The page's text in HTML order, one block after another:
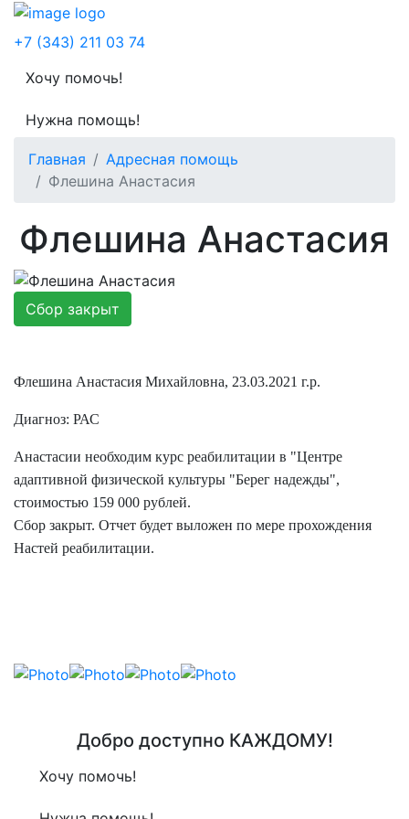
Меню
+7 (343) 211 03 74
Хочу помочь!
Нужна помощь!
Главная
Адресная помощь
Флешина Анастасия
Флешина Анастасия
Сбор закрыт
Флешина Анастасия Михайловна, 23.03.2021 г.р.
Диагноз: РАС
Анастасии необходим курс реабилитации в "Центре
адаптивной физической культуры "Берег надежды",
стоимостью 159 000 рублей.
Сбор закрыт. Отчет будет выложен по мере прохождения
Настей реабилитации.
Добро доступно КАЖДОМУ!
Хочу помочь!